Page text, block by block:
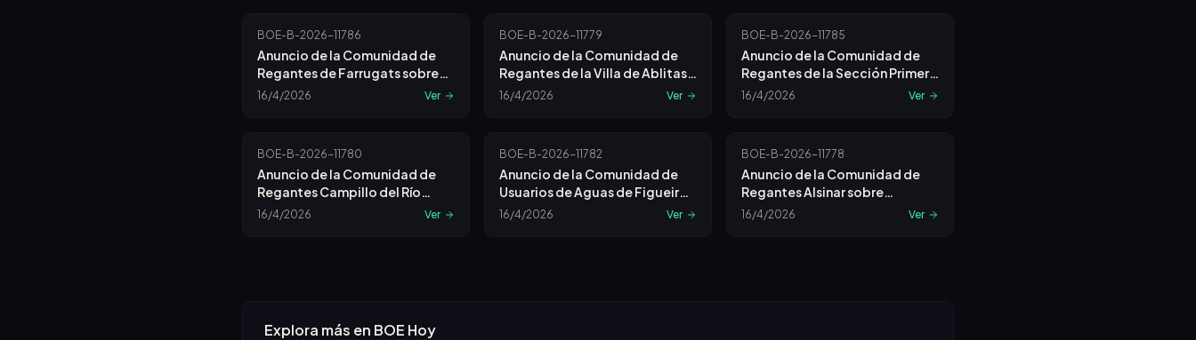
BOE-B-2026-11786
Anuncio de la Comunidad de
Regantes de Farrugats sobre
Convocatoria de Junta.
16/4/2026 Ver
BOE-B-2026-11779
Anuncio de la Comunidad de
Regantes de la Villa de Ablitas
(navarra) sobre Convocatoria
16/4/2026 Ver
BOE-B-2026-11785
Anuncio de la Comunidad de
Regantes de la Sección Primera
de Marismas sobre
16/4/2026 Ver
BOE-B-2026-11780
Anuncio de la Comunidad de
Regantes Campillo del Río
sobre Convocatoria de Junta.
16/4/2026 Ver
BOE-B-2026-11782
Anuncio de la Comunidad de
Usuarios de Aguas de Figueiro
sobre Convocatoria de Junta.
16/4/2026 Ver
BOE-B-2026-11778
Anuncio de la Comunidad de
Regantes Alsinar sobre
Convocatoria de Junta General
16/4/2026 Ver
Explora más en BOE Hoy